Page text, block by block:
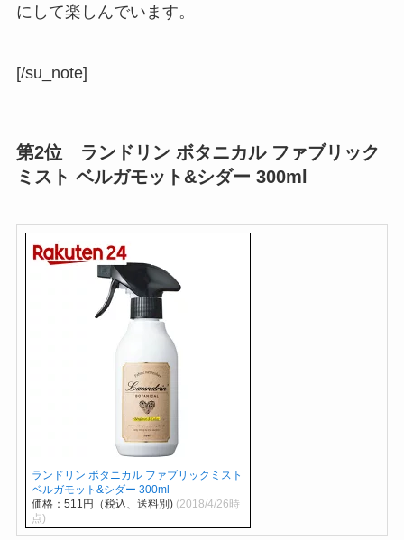
にして楽しんでいます。
[/su_note]
第2位 ランドリン ボタニカル ファブリック
ミスト ベルガモット&シダー 300ml
ランドリン ボタニカル ファブリックミスト
ベルガモット&シダー 300ml
価格：511円（税込、送料別) (2018/4/26時
点)